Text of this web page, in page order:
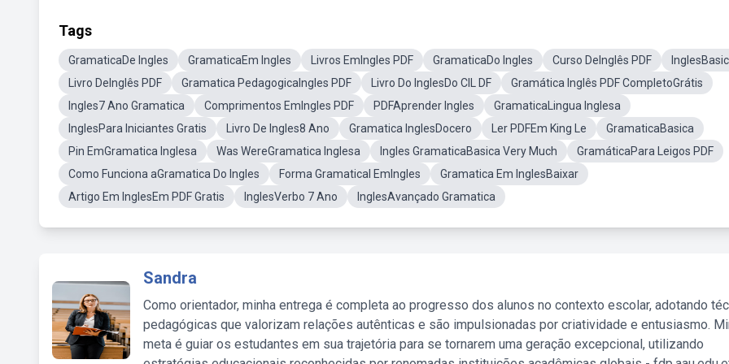
Tags
GramaticaDe Ingles GramaticaEm Ingles Livros EmIngles PDF GramaticaDo Ingles Curso DeInglês PDF
Livro DeInglês PDF
Gramatica PedagogicaIngles PDF Livro Do InglesDo CIL DF
Gramática Inglês PDF CompletoGrátis
Ingles7 Ano Gramatica
Comprimentos EmIngles PDF PDFAprender Ingles
GramaticaLingua Inglesa
InglesPara Iniciantes Gratis
Livro De Ingles8 Ano Gramatica InglesDocero Ler PDFEm King Le
GramaticaBasica
Pin EmGramatica Inglesa
Was WereGramatica Inglesa Ingles GramaticaBasica Very Much
GramáticaPara Leigos PDF
Como Funciona aGramatica Do Ingles
Forma Gramatical EmIngles
Gramatica Em InglesBaixar
Artigo Em InglesEm PDF Gratis
InglesVerbo 7 Ano InglesAvançado Gramatica
Sandra
Como orientador, minha entrega é completa ao progresso dos alunos no contexto escolar, adotando
pedagógicas que valorizam relações autênticas e são impulsionadas por criatividade e entusiasmo.
meta é guiar os estudantes em sua trajetória para se tornarem uma geração excepcional, utilizando